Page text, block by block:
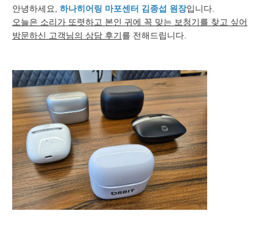
안녕하세요, 하나히어링 마포센터 김종섭 원장입니다.
오늘은 소리가 또렷하고 본인 귀에 꼭 맞는 보청기를 찾고 싶어
방문하신 고객님의 상담 후기를 전해드립니다.